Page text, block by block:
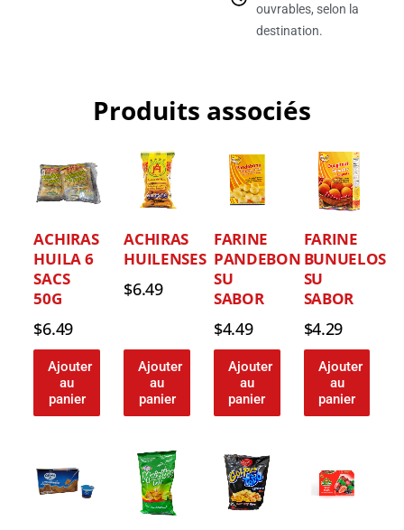
ouvrables, selon la
destination.
Produits associés
ACHIRAS
HUILA 6
SACS
50G
$6.49
Ajouter
au
panier
ACHIRAS
HUILENSES
$6.49
Ajouter
au
panier
FARINE
PANDEBONO
SU
SABOR
$4.49
Ajouter
au
panier
FARINE
BUNUELOS
SU
SABOR
$4.29
Ajouter
au
panier